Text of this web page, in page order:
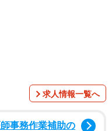
求人情報一覧へ
事務作業補助の